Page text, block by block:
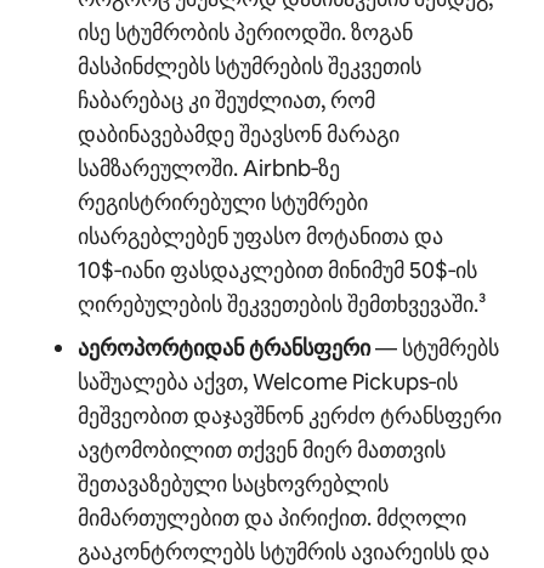
ისე სტუმრობის პერიოდში. ზოგან
მასპინძლებს სტუმრების შეკვეთის
ჩაბარებაც კი შეუძლიათ, რომ
დაბინავებამდე შეავსონ მარაგი
სამზარეულოში. Airbnb‑ზე
რეგისტრირებული სტუმრები
ისარგებლებენ უფასო მოტანითა და
10$‑იანი ფასდაკლებით მინიმუმ 50$‑ის
ღირებულების შეკვეთების შემთხვევაში.³
აეროპორტიდან ტრანსფერი— სტუმრებს
საშუალება აქვთ, Welcome Pickups‑ის
მეშვეობით დაჯავშნონ კერძო ტრანსფერი
ავტომობილით თქვენ მიერ მათთვის
შეთავაზებული საცხოვრებლის
მიმართულებით და პირიქით. მძღოლი
გააკონტროლებს სტუმრის ავიარეისს და